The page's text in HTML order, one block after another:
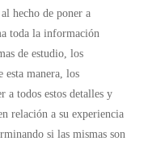
hecho de poner a
toda la información
de estudio, los
manera, los
a todos estos detalles y
relación a su experiencia
si las mismas son